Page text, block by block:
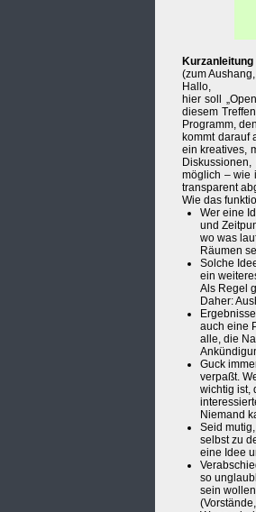
Kurzanleitung
(zum
Hallo,
hier soll
diesem
Programm,
kommt darauf
ein kreatives,
möglich – wie
transparent
Wie das
Wer eine
und
wo was
Räumen
Solche
ein
Als Regel
Daher:
auch eine
alle, die
Guck
verpaßt.
wichtig ist,
Niemand
Seid
selbst zu
eine Idee
so
sein